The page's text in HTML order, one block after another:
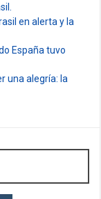
en alerta y la
España tuvo
una alegría: la